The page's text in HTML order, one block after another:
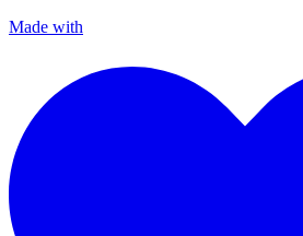
Made with